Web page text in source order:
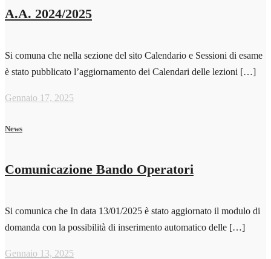
A.A. 2024/2025
Si comuna che nella sezione del sito Calendario e Sessioni di esame
è stato pubblicato l’aggiornamento dei Calendari delle lezioni […]
Gennaio 17, 2025
News
Comunicazione Bando Operatori
Si comunica che In data 13/01/2025 è stato aggiornato il modulo di
domanda con la possibilità di inserimento automatico delle […]
Gennaio 13, 2025